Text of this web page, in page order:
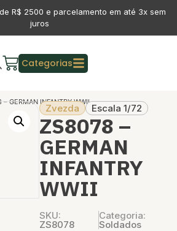
de R$ 2500 e parcelamento em até 3x sem
juros
Categorias
GERMAN INFANTRY WWII
Zvezda Escala 1/72
ZS8078 –
GERMAN
INFANTRY
WWII
SKU:
ZS8078
Categoria:
Soldados